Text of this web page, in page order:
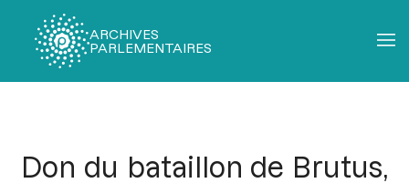
ARCHIVES
PARLEMENTAIRES
Don du bataillon de Brutus,